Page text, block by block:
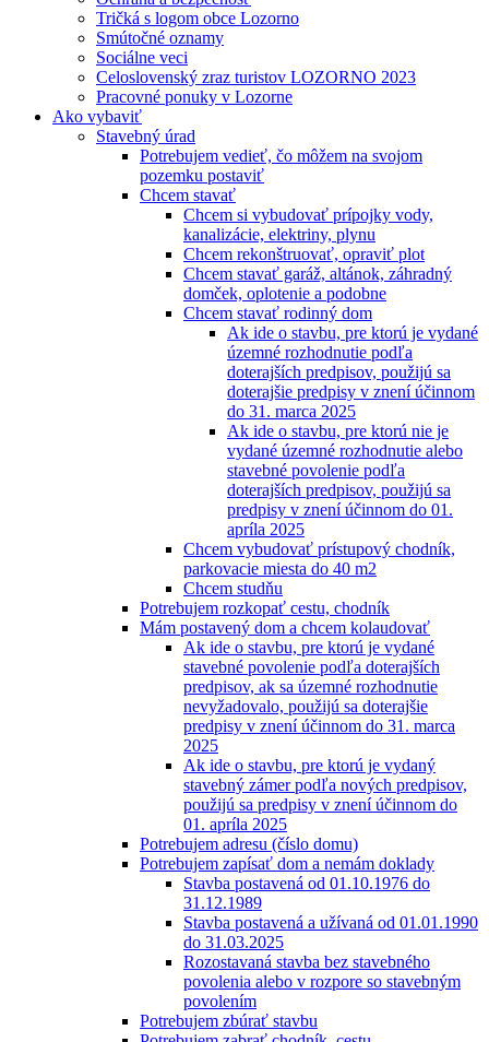
Tričká s logom obce Lozorno
Smútočné oznamy
Sociálne veci
Celoslovenský zraz turistov LOZORNO 2023
Pracovné ponuky v Lozorne
Ako vybaviť
Stavebný úrad
Potrebujem vedieť, čo môžem na svojom
pozemku postaviť
Chcem stavať
Chcem si vybudovať prípojky vody,
kanalizácie, elektriny, plynu
Chcem rekonštruovať, opraviť plot
Chcem stavať garáž, altánok, záhradný
domček, oplotenie a podobne
Chcem stavať rodinný dom
Ak ide o stavbu, pre ktorú je vydané
územné rozhodnutie podľa
doterajších predpisov, použijú sa
doterajšie predpisy v znení účinnom
do 31. marca 2025
Ak ide o stavbu, pre ktorú nie je
vydané územné rozhodnutie alebo
stavebné povolenie podľa
doterajších predpisov, použijú sa
predpisy v znení účinnom do 01.
apríla 2025
Chcem vybudovať prístupový chodník,
parkovacie miesta do 40 m2
Chcem studňu
Potrebujem rozkopať cestu, chodník
Mám postavený dom a chcem kolaudovať
Ak ide o stavbu, pre ktorú je vydané
stavebné povolenie podľa doterajších
predpisov, ak sa územné rozhodnutie
nevyžadovalo, použijú sa doterajšie
predpisy v znení účinnom do 31. marca
2025
Ak ide o stavbu, pre ktorú je vydaný
stavebný zámer podľa nových predpisov,
použijú sa predpisy v znení účinnom do
01. apríla 2025
Potrebujem adresu (číslo domu)
Potrebujem zapísať dom a nemám doklady
Stavba postavená od 01.10.1976 do
31.12.1989
Stavba postavená a užívaná od 01.01.1990
do 31.03.2025
Rozostavaná stavba bez stavebného
povolenia alebo v rozpore so stavebným
povolením
Potrebujem zbúrať stavbu